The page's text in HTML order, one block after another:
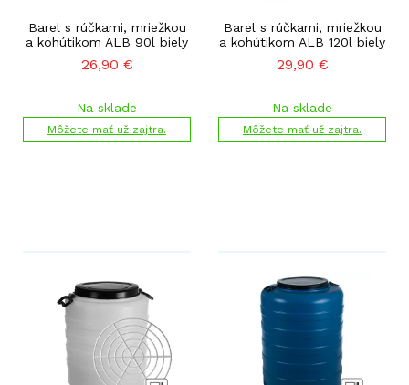
Barel s rúčkami, mriežkou
a kohútikom ALB 90l biely
26,90 €
Na sklade
Môžete mať už zajtra.
Barel s rúčkami, mriežkou
a kohútikom ALB 120l biely
29,90 €
Na sklade
Môžete mať už zajtra.